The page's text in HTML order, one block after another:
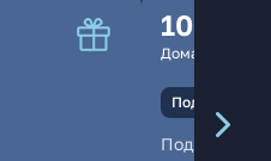
100
Домашний
Подключение